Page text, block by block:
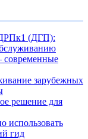
ДРПк1 (ДГП):
современные
зарубежных
решение для
использовать
гид